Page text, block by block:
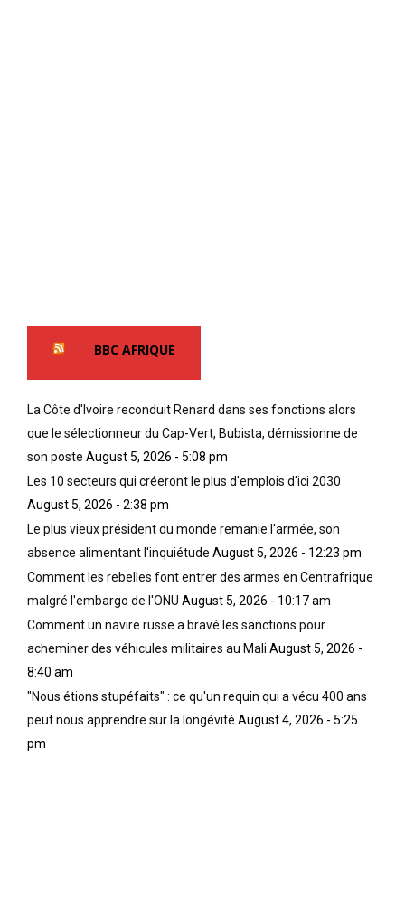
BBC AFRIQUE
La Côte d'Ivoire reconduit Renard dans ses fonctions alors
que le sélectionneur du Cap-Vert, Bubista, démissionne de
son poste August 5, 2026 - 5:08 pm
Les 10 secteurs qui créeront le plus d'emplois d'ici 2030
August 5, 2026 - 2:38 pm
Le plus vieux président du monde remanie l'armée, son
absence alimentant l'inquiétude August 5, 2026 - 12:23 pm
Comment les rebelles font entrer des armes en Centrafrique
malgré l'embargo de l'ONU August 5, 2026 - 10:17 am
Comment un navire russe a bravé les sanctions pour
acheminer des véhicules militaires au Mali August 5, 2026 -
8:40 am
"Nous étions stupéfaits" : ce qu'un requin qui a vécu 400 ans
peut nous apprendre sur la longévité August 4, 2026 - 5:25
pm